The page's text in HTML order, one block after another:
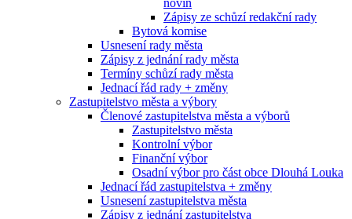
novin
Zápisy ze schůzí redakční rady
Bytová komise
Usnesení rady města
Zápisy z jednání rady města
Termíny schůzí rady města
Jednací řád rady + změny
Zastupitelstvo města a výbory
Členové zastupitelstva města a výborů
Zastupitelstvo města
Kontrolní výbor
Finanční výbor
Osadní výbor pro část obce Dlouhá Louka
Jednací řád zastupitelstva + změny
Usnesení zastupitelstva města
Zápisy z jednání zastupitelstva